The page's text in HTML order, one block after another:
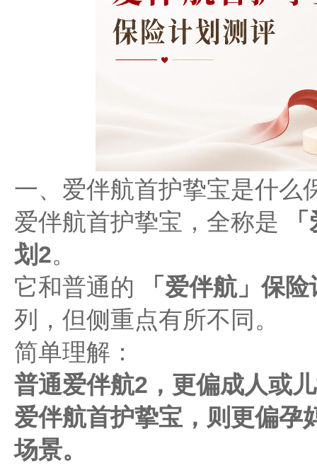
一、爱伴航首护挚宝是什么
爱伴航首护挚宝，全称是
划2。
它和普通的
「爱伴航」保
列，但侧重点有所不同。
简单理解：
普通爱伴航2，更偏成人或
爱伴航首护挚宝，则更偏孕
场景。